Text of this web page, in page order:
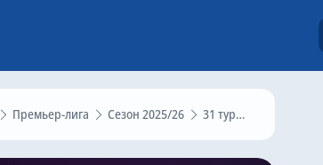
Премьер-лига Сезон 2025/26 31 тур